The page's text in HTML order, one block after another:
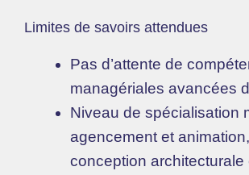
Limites de savoirs attendues
Pas d’attente de
managériales avancées
Niveau de spécialisation
agencement et
conception architecturale